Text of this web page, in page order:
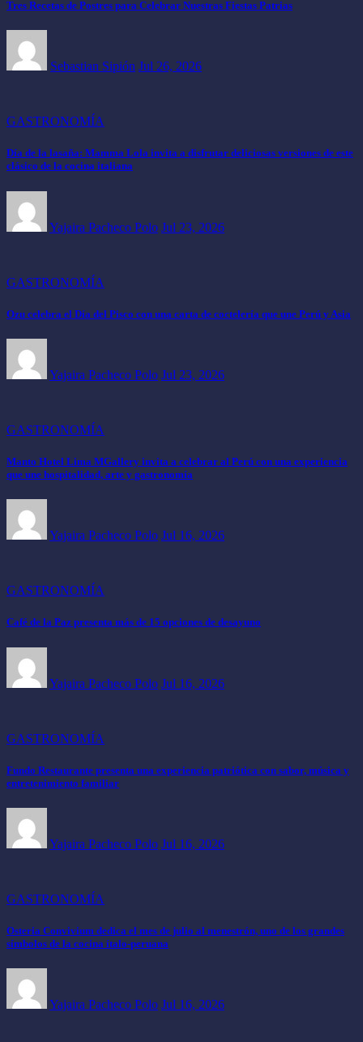
Tres Recetas de Postres para Celebrar Nuestras Fiestas Patrias
Sebastian Sipión Jul 26, 2026
GASTRONOMÍA
Día de la lasaña: Mamma Lola invita a disfrutar deliciosas versiones de este
clásico de la cocina italiana
Yajaira Pacheco Polo Jul 23, 2026
GASTRONOMÍA
Ozu celebra el Día del Pisco con una carta de coctelería que une Perú y Asia
Yajaira Pacheco Polo Jul 23, 2026
GASTRONOMÍA
Manto Hotel Lima MGallery invita a celebrar al Perú con una experiencia
que une hospitalidad, arte y gastronomía
Yajaira Pacheco Polo Jul 16, 2026
GASTRONOMÍA
Café de la Paz presenta más de 15 opciones de desayuno
Yajaira Pacheco Polo Jul 16, 2026
GASTRONOMÍA
Fundo Restaurante presenta una experiencia patriótica con sabor, música y
entretenimiento familiar
Yajaira Pacheco Polo Jul 16, 2026
GASTRONOMÍA
Osteria Convivium dedica el mes de julio al menestrón, uno de los grandes
símbolos de la cocina ítalo-peruana
Yajaira Pacheco Polo Jul 16, 2026